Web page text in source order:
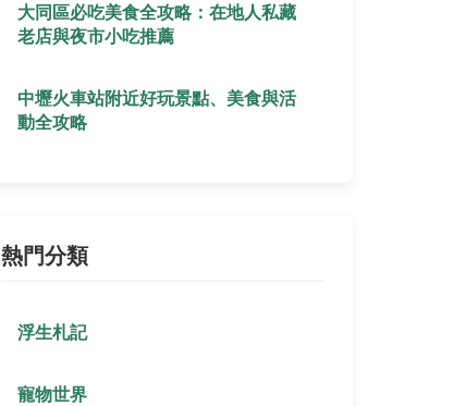
大同區必吃美食全攻略：在地人私藏
老店與夜市小吃推薦
中壢火車站附近好玩景點、美食與活
動全攻略
熱門分類
浮生札記
寵物世界